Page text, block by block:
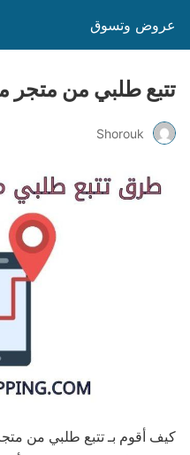
عروض وتسوق
تتبع طلبي من متجر
Shorouk
كيف أقوم بـ تتبع طلبي من